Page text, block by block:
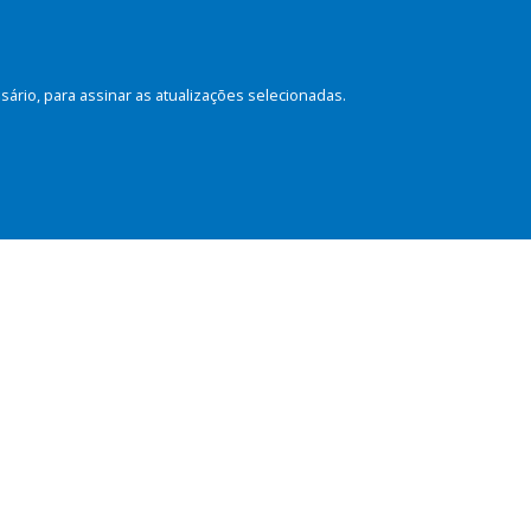
para assinar as atualizações selecionadas.